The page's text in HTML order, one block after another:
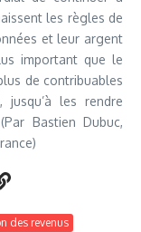
les règles de
et leur argent
important que le
de contribuables
les rendre
Bastien Dubuc,
des revenus